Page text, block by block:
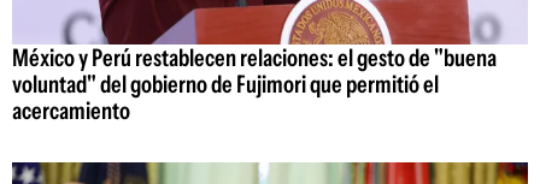
México y Perú restablecen relaciones: el gesto de "buena
voluntad" del gobierno de Fujimori que permitió el
acercamiento